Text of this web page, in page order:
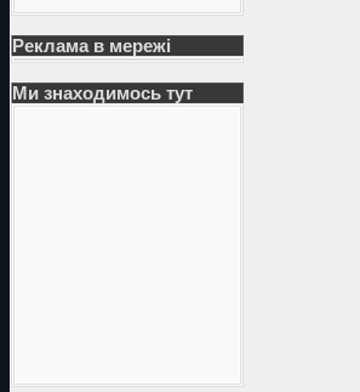
Реклама в мережі
Ми знаходимось тут